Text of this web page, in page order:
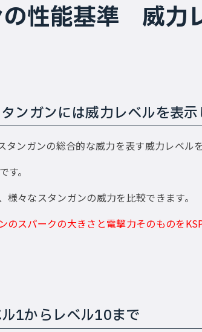
の性能基準 威力
ンガンには威力レベルを表
タンガンの総合的な威力を表す威力レベル
。
様々なスタンガンの威力を比較できます。
のスパークの大きさと電撃力そのものを
1からレベル10まで